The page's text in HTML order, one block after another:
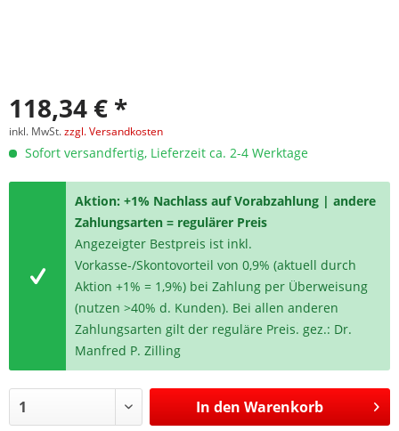
118,34 € *
inkl. MwSt.zzgl. Versandkosten
Sofort versandfertig, Lieferzeit ca. 2-4 Werktage
Aktion: +1% Nachlass auf Vorabzahlung | andere
Zahlungsarten = regulärer Preis
Angezeigter Bestpreis ist inkl.
Vorkasse-/Skontovorteil von 0,9% (aktuell durch
Aktion +1% = 1,9%) bei Zahlung per Überweisung
(nutzen >40% d. Kunden). Bei allen anderen
Zahlungsarten gilt der reguläre Preis. gez.: Dr.
Manfred P. Zilling
In den Warenkorb